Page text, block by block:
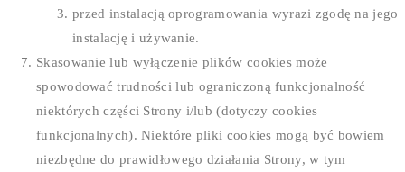
przed instalacją oprogramowania wyrazi zgodę na jego
instalację i używanie.
Skasowanie lub wyłączenie plików cookies może
spowodować trudności lub ograniczoną funkcjonalność
niektórych części Strony i/lub (dotyczy cookies
funkcjonalnych). Niektóre pliki cookies mogą być bowiem
niezbędne do prawidłowego działania Strony, w tym